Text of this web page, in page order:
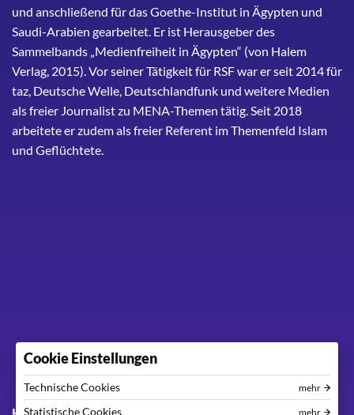
und anschließend für das Goethe-Institut in Ägypten und
Saudi-Arabien gearbeitet. Er ist Herausgeber des
Sammelbands „Medienfreiheit in Ägypten“ (von Halem
Verlag, 2015). Vor seiner Tätigkeit für RSF war er seit 2014 für
taz, Deutsche Welle, Deutschlandfunk und weitere Medien
als freier Journalist zu MENA-Themen tätig. Seit 2018
arbeitete er zudem als freier Referent im Themenfeld Islam
und Geflüchtete.
Cookie Einstellungen
Technische Cookies mehr
Statistische Cookies mehr